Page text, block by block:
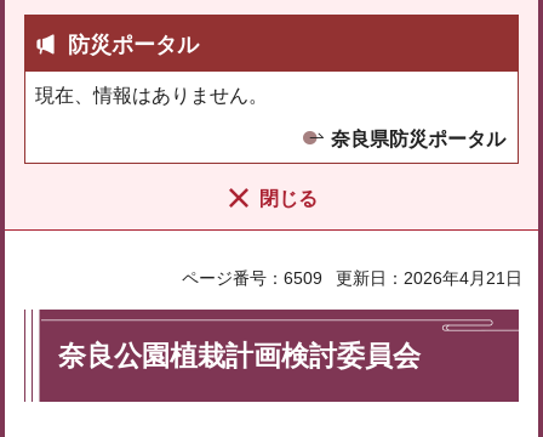
防災ポータル
現在、情報はありません。
奈良県防災ポータル
閉じる
ページ番号：6509 更新日：2026年4月21日
奈良公園植栽計画検討委員会